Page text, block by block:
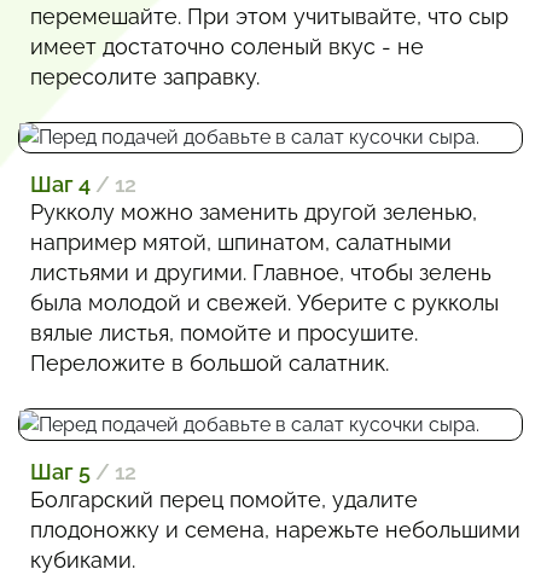
перемешайте. При этом учитывайте, что сыр
имеет достаточно соленый вкус - не
пересолите заправку.
Шаг 4 / 12
Рукколу можно заменить другой зеленью,
например мятой, шпинатом, салатными
листьями и другими. Главное, чтобы зелень
была молодой и свежей. Уберите с рукколы
вялые листья, помойте и просушите.
Переложите в большой салатник.
Шаг 5 / 12
Болгарский перец помойте, удалите
плодоножку и семена, нарежьте небольшими
кубиками.